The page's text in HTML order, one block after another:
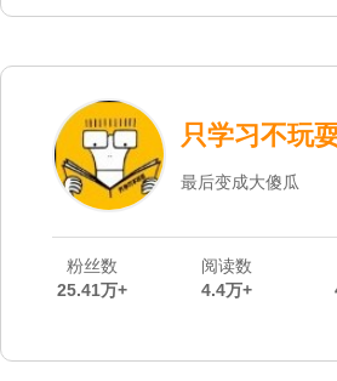
只学习不玩
最后变成大傻瓜
粉丝数
25.41万+
阅读数
4.4万+